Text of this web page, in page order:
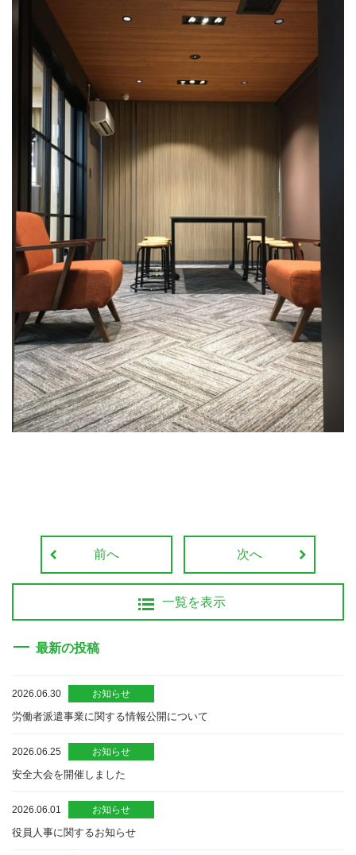
前へ
一覧を表示
次へ
最新の投稿
2026.06.30 お知らせ
労働者派遣事業に関する情報公開について
2026.06.25 お知らせ
安全大会を開催しました
2026.06.01 お知らせ
役員人事に関するお知らせ